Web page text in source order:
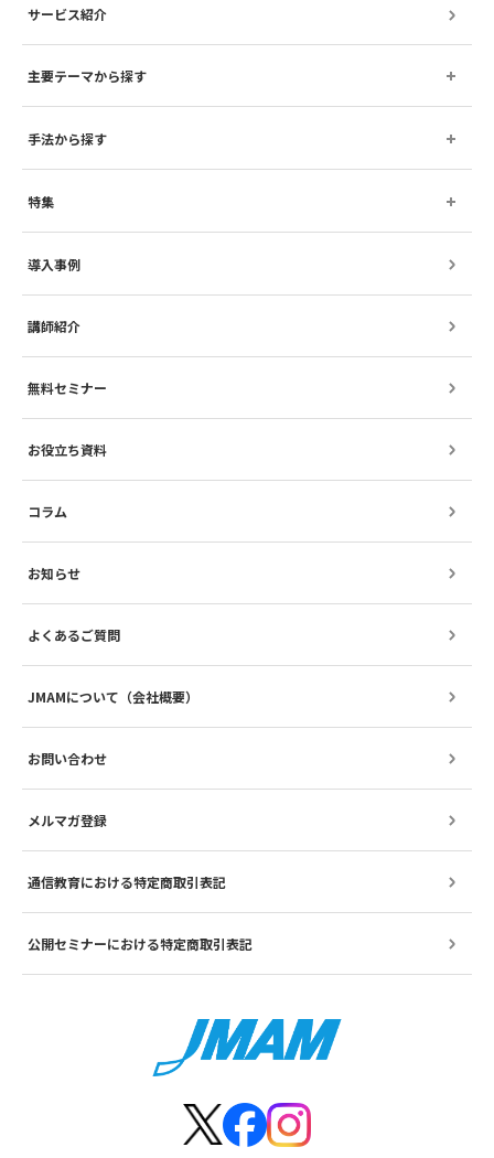
サービス紹介
主要テーマから探す
手法から探す
特集
導入事例
講師紹介
無料セミナー
お役立ち資料
コラム
お知らせ
よくあるご質問
JMAMについて（会社概要）
お問い合わせ
メルマガ登録
通信教育における特定商取引表記
公開セミナーにおける特定商取引表記